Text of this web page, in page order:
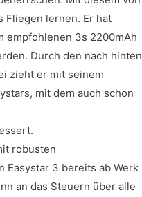
Fliegen lernen. Er hat
empfohlenen 3s 2200mAh
Durch den nach hinten
zieht er mit seinem
mit dem auch schon
robusten
Easystar 3 bereits ab Werk
an das Steuern über alle